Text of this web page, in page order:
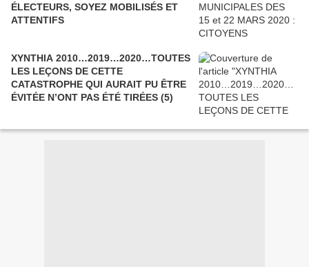
ÉLECTEURS, SOYEZ MOBILISÉS ET
ATTENTIFS
XYNTHIA 2010…2019…2020…TOUTES
LES LEÇONS DE CETTE
CATASTROPHE QUI AURAIT PU ÊTRE
ÉVITÉE N’ONT PAS ÉTÉ TIRÉES (5)